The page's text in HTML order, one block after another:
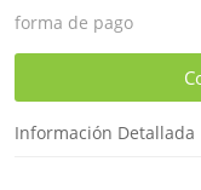
forma de pago
Información Detallada